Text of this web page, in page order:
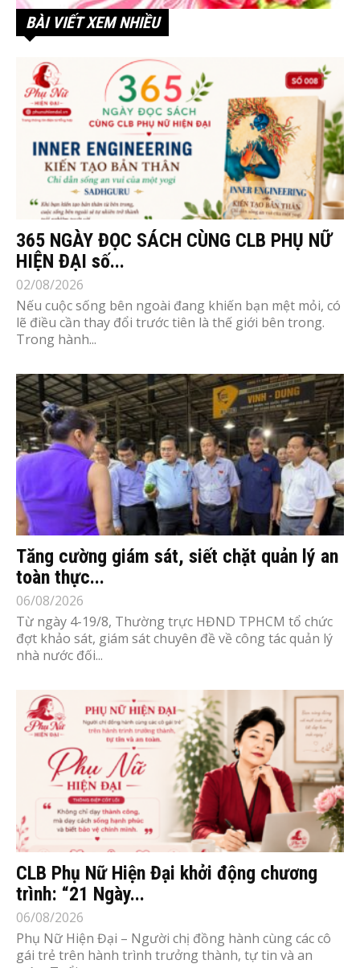
BÀI VIẾT XEM NHIỀU
365 NGÀY ĐỌC SÁCH CÙNG CLB PHỤ NỮ
HIỆN ĐẠI số...
02/08/2026
Nếu cuộc sống bên ngoài đang khiến bạn mệt mỏi, có
lẽ điều cần thay đổi trước tiên là thế giới bên trong.
Trong hành...
Tăng cường giám sát, siết chặt quản lý an
toàn thực...
06/08/2026
Từ ngày 4-19/8, Thường trực HĐND TPHCM tổ chức
đợt khảo sát, giám sát chuyên đề về công tác quản lý
nhà nước đối...
CLB Phụ Nữ Hiện Đại khởi động chương
trình: “21 Ngày...
06/08/2026
Phụ Nữ Hiện Đại – Người chị đồng hành cùng các cô
gái trẻ trên hành trình trưởng thành, tự tin và an